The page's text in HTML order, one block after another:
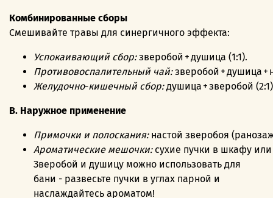
Комбинированные сборы
Смешивайте травы для синергичного эффекта:
Успокаивающий сбор: зверобой + душица (1:1).
Противовоспалительный чай: зверобой + душица +
Желудочно‑кишечный сбор: душица + зверобой
В. Наружное применение
Примочки и полоскания: настой зверобоя
Ароматические мешочки: сухие пучки в шкафу или
Зверобой и душицу можно использовать для
бани - развесьте пучки в углах парной и
наслаждайтесь ароматом!